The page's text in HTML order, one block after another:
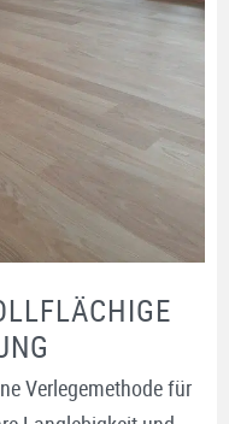
Verlegemethode für